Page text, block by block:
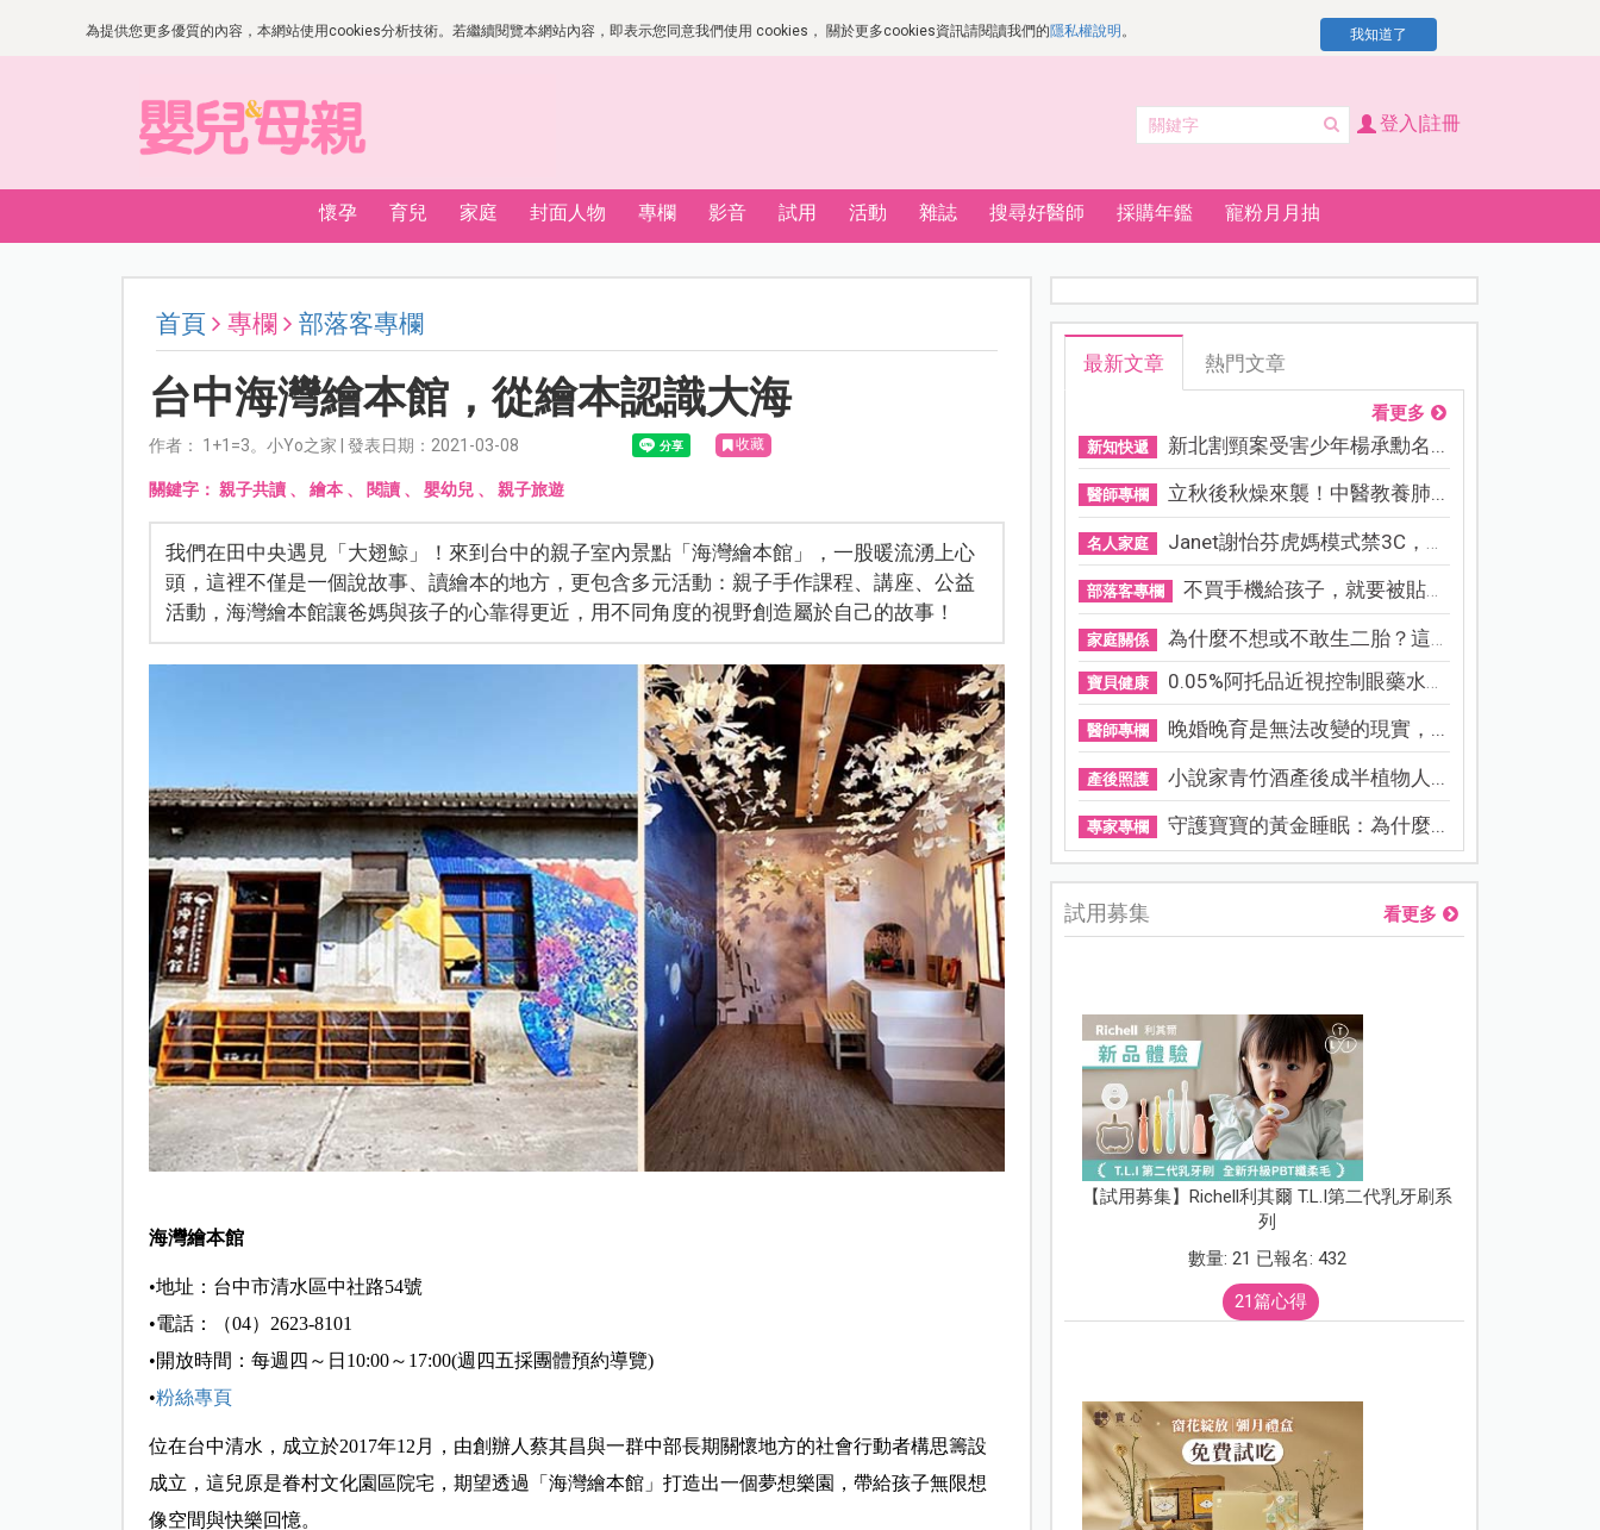
為提供您更多優質的內容，本網站使用cookies分析技術。若繼續閱覽本網站內容，即表示您同意我們使用 cookies， 關於更多cookies資訊請閱讀我們的隱私權說明 。 我知道了
登入|註冊
懷孕 育兒 家庭 封面人物 專欄 影音 試用 活動 雜誌 搜尋好醫師 採購年鑑 寵粉月月抽
首頁 專欄 部落客專欄
台中海灣繪本館，從繪本認識大海
作者： 1+1=3。小Yo之家 | 發表日期：2021-03-08 收藏
關鍵字： 親子共讀、 繪本、 閱讀、 嬰幼兒、 親子旅遊
我們在田中央遇見「大翅鯨」！來到台中的親子室內景點「海灣繪本館」，一股暖流湧上心
頭，這裡不僅是一個說故事、讀繪本的地方，更包含多元活動：親子手作課程、講座、公益
活動，海灣繪本館讓爸媽與孩子的心靠得更近，用不同角度的視野創造屬於自己的故事！
海灣繪本館
•地址：台中市清水區中社路54號
•電話：（04）2623-8101
•開放時間：每週四～日10:00～17:00(週四五採團體預約導覽)
•粉絲專頁
位在台中清水，成立於2017年12月，由創辦人蔡其昌與一群中部長期關懷地方的社會行動者構思籌設
成立，這兒原是眷村文化園區院宅，期望透過「海灣繪本館」打造出一個夢想樂園，帶給孩子無限想
像空間與快樂回憶。
最新文章 熱門文章
看更多
新知快遞 新北割頸案受害少年楊承勳名...
醫師專欄 立秋後秋燥來襲！中醫教養肺...
名人家庭 Janet謝怡芬虎媽模式禁3C，看...
部落客專欄 不買手機給孩子，就要被貼「...
家庭關係 為什麼不想或不敢生二胎？這8...
寶貝健康 0.05%阿托品近視控制眼藥水納...
醫師專欄 晚婚晚育是無法改變的現實，...
產後照護 小說家青竹酒產後成半植物人...
專家專欄 守護寶寶的黃金睡眠：為什麼...
試用募集 看更多
【試用募集】Richell利其爾 T.L.I第二代乳牙刷系
列
數量: 21 已報名: 432
21篇心得